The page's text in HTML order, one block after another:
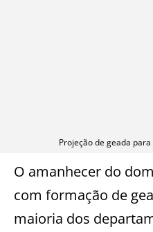
Projeção de geada
O amanhecer do
com formação de
maioria dos